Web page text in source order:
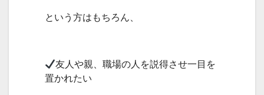
という方はもちろん、
友人や親、職場の人を説得させ一目を
置かれたい